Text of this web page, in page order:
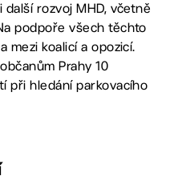
rozvoj MHD, včetně
podpoře všech těchto
mezi koalicí a opozicí.
Prahy 10
při hledání parkovacího